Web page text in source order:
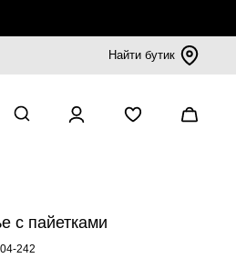
Найти бутик
с пайетками
242